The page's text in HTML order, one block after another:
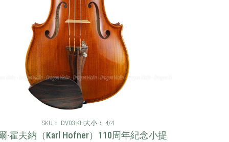
SKU： DV03-KH大小： 4/4
·霍夫納（Karl Hofner）110周年紀念小提